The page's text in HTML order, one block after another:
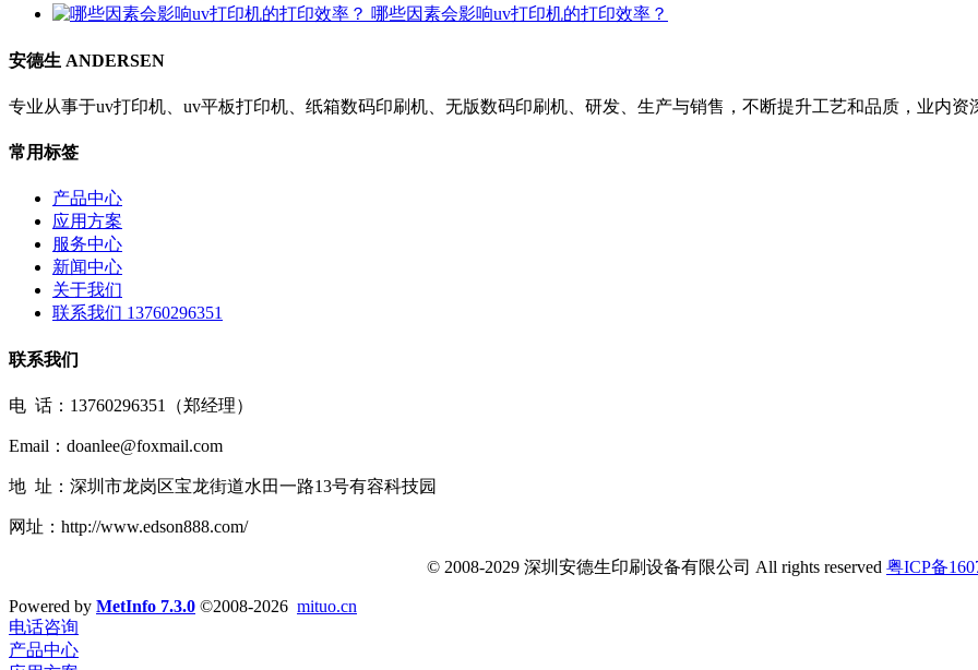
哪些因素会影响uv打印机的打印效率？
安德生 ANDERSEN
专业从事于uv打印机、uv平板打印机、纸箱数码印刷机、无版数码印刷机、研发、生产与销售，不断提升工艺和品质，业内资
常用标签
产品中心
应用方案
服务中心
新闻中心
关于我们
联系我们 13760296351
联系我们
电 话：13760296351（郑经理）
Email：doanlee@foxmail.com
地 址：深圳市龙岗区宝龙街道水田一路13号有容科技园
网址：http://www.edson888.com/
© 2008-2029 深圳安德生印刷设备有限公司 All rights reserved 粤ICP备
Powered by MetInfo 7.3.0 ©2008-2026 mituo.cn
电话咨询
产品中心